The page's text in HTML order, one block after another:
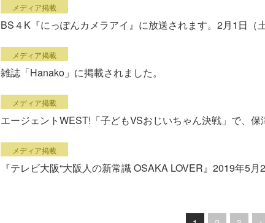
メディア掲載
BS４K『にっぽんカメラアイ』に放送されます。2月1日（
メディア掲載
雑誌「Hanako」に掲載されました。
メディア掲載
エージェントWEST!「子どもVSおじいちゃん決戦」で、
メディア掲載
『テレビ大阪“大阪人の新常識 OSAKA LOVER』2019年5月